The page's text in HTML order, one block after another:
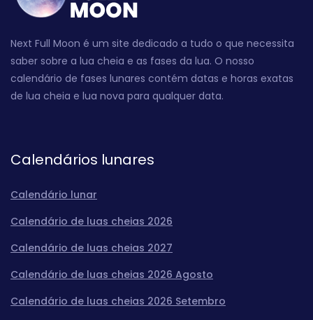
Next Full Moon é um site dedicado a tudo o que necessita
saber sobre a lua cheia e as fases da lua. O nosso
calendário de fases lunares contém datas e horas exatas
de lua cheia e lua nova para qualquer data.
Calendários lunares
Calendário lunar
Calendário de luas cheias 2026
Calendário de luas cheias 2027
Calendário de luas cheias 2026 Agosto
Calendário de luas cheias 2026 Setembro